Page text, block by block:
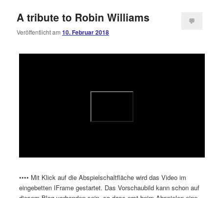
A tribute to Robin Williams
Veröffentlicht am10. Februar 2018
💬
öffnen>
•••• Mit Klick auf die Abspielschaltfläche wird das Video im
eingebetten IFrame gestartet. Das Vorschaubild kann schon auf